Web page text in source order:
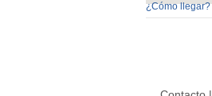
¿Cómo llegar?